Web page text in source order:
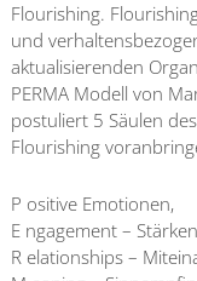
Flourishing.
und
aktualisierenden
PERMA Modell von
postuliert 5 Säulen
Flourishing
P ositive Emotionen,
E ngagement –
R elationships –